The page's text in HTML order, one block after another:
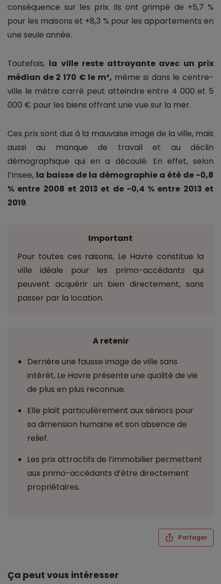
conséquence sur les prix. Ils ont grimpé de +5,7 %
pour les maisons et +8,3 % pour les appartements en
une seule année.
Toutefois, la ville reste attrayante avec un prix
médian de 2 170 € le m², même si dans le centre-
ville le mètre carré peut atteindre entre 4 000 et 5
000 € pour les biens offrant une vue sur la mer.
Ces prix sont dus à la mauvaise image de la ville, mais
aussi au manque de travail et au déclin
démographique qui en a découlé. En effet, selon
l’Insee, la baisse de la démographie a été de -0,8
% entre 2008 et 2013 et de -0,4 % entre 2013 et
2019.
Important
Pour toutes ces raisons, Le Havre constitue la
ville idéale pour les primo-accédants qui
peuvent acquérir un bien directement, sans
passer par la location.
A retenir
Derrière une fausse image de ville sans
intérêt, Le Havre présente une qualité de vie
de plus en plus reconnue.
Elle plaît particulièrement aux séniors pour
sa dimension humaine et son absence de
relief.
Les prix attractifs de l’immobilier permettent
aux primo-accédants d’être directement
propriétaires.
Partager
Ça peut vous intéresser